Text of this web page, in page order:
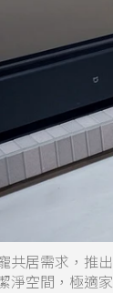
共居需求，推
淨空間，極適